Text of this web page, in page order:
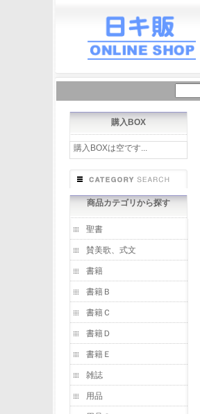
購入BOX
購入BOXは空です...
商品カテゴリから探す
聖書
賛美歌、式文
書籍
書籍Ｂ
書籍Ｃ
書籍Ｄ
書籍Ｅ
雑誌
用品